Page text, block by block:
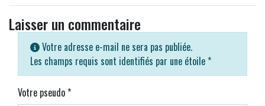
Laisser un commentaire
Votre adresse e-mail ne sera pas publiée.
Les champs requis sont identifiés par une étoile *
Votre pseudo*